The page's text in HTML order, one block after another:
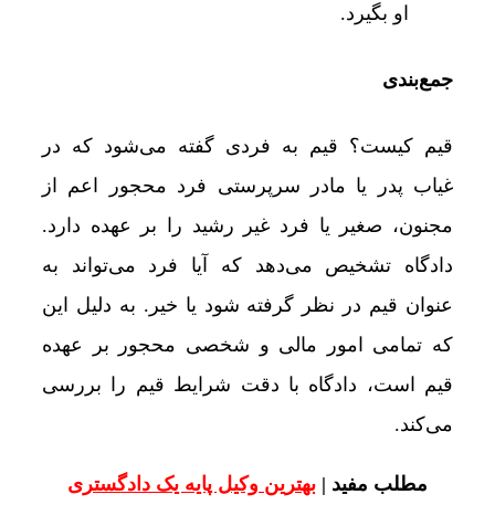
او بگیرد.
جمع‌بندی
قیم کیست؟ قیم به فردی گفته می‌شود که در
غیاب پدر یا مادر سرپرستی فرد محجور اعم از
مجنون، صغیر یا فرد غیر رشید را بر عهده دارد.
دادگاه تشخیص می‌دهد که آیا فرد می‌تواند به
‌عنوان قیم در نظر گرفته شود یا خیر. به دلیل این
که تمامی امور مالی و شخصی محجور بر عهده
قیم است، دادگاه با دقت شرایط قیم را بررسی
می‌کند.
مطلب مفید | بهترین وکیل پایه یک دادگستری